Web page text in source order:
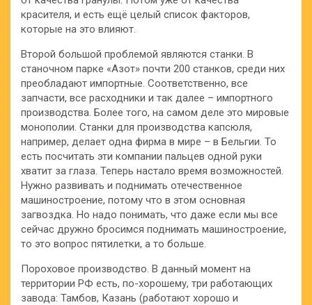
красителя, и есть ещё целый список факторов,
которые на это влияют.
Второй большой проблемой являются станки. В
станочном парке «Азот» почти 200 станков, среди них
преобладают импортные. Соответственно, все
запчасти, все расходники и так далее – импортного
производства. Более того, на самом деле это мировые
монополии. Станки для производства капсюля,
например, делает одна фирма в мире – в Бельгии. То
есть посчитать эти компании пальцев одной руки
хватит за глаза. Теперь настало время возможностей.
Нужно развивать и поднимать отечественное
машиностроение, потому что в этом основная
загвоздка. Но надо понимать, что даже если мы все
сейчас дружно бросимся поднимать машиностроение,
то это вопрос пятилетки, а то больше.
Пороховое производство. В данный момент на
территории РФ есть, по-хорошему, три работающих
завода: Тамбов, Казань (работают хорошо и